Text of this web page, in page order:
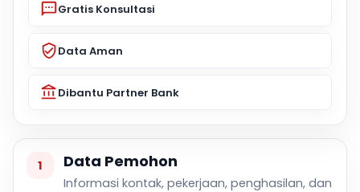
Gratis Konsultasi
Data Aman
Dibantu Partner Bank
1 Data Pemohon
Informasi kontak, pekerjaan, penghasilan, dan